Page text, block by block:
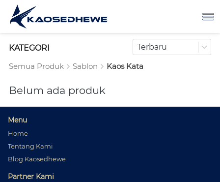
KATEGORI Terbaru
Semua Produk Sablon Kaos Kata
Belum ada produk
Menu
Home
Tentang Kami
Blog Kaosedhewe
Partner Kami